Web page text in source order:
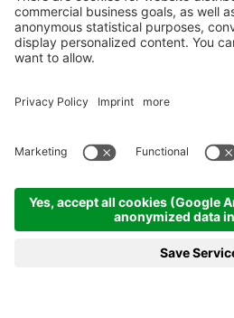
X-Large Travel
Unsere Betriebe
Kontakt
2026 X-Large Travel - X-Large OHG des
und St. Nr. 01544740218. Impressum.